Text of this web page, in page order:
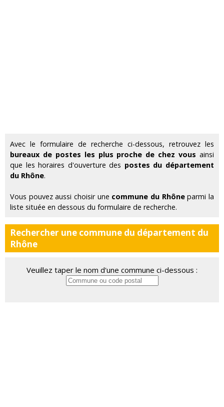
Avec le formulaire de recherche ci-dessous, retrouvez les
bureaux de postes les plus proche de chez vous ainsi
que les horaires d'ouverture des postes du département
du Rhône.
Vous pouvez aussi choisir une commune du Rhôneparmi la
liste située en dessous du formulaire de recherche.
Rechercher une commune du département du
Rhône
Veuillez taper le nom d'une commune ci-dessous :